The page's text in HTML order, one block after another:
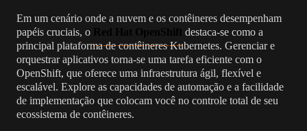
Em um cenário onde a nuvem e os contêineres desempenham
papéis cruciais, o
destaca-se como a
principal plataforma de contêineres Kubernetes. Gerenciar e
orquestrar aplicativos torna-se uma tarefa eficiente com o
OpenShift, que oferece uma infraestrutura ágil, flexível e
escalável. Explore as capacidades de automação e a facilidade
de implementação que colocam você no controle total de seu
ecossistema de contêineres.